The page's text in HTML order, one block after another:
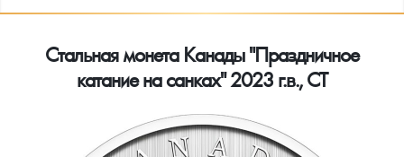
Каталог
Каталог Монет
Инвестиционные монеты
Монеты Россия и СССР
Памятные и старинные монеты
Инфо
Подлинность монет
Стальная монета Канады "Праздничное
катание на санках" 2023 г.в., СТ